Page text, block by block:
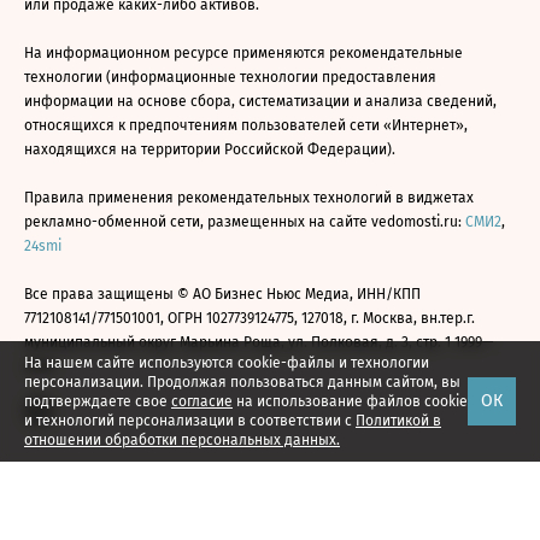
На нашем сайте используются cookie-файлы и технологии
персонализации. Продолжая пользоваться данным сайтом, вы
подтверждаете свое согласие на использование файлов cookie
и технологий персонализации в соответствии с Политикой в
отношении обработки персональных данных.
ОК
или продаже каких-либо активов.
На информационном ресурсе применяются рекомендательные
технологии (информационные технологии предоставления
информации на основе сбора, систематизации и анализа сведений,
относящихся к предпочтениям пользователей сети «Интернет»,
находящихся на территории Российской Федерации).
Правила применения рекомендательных технологий в виджетах
рекламно-обменной сети, размещенных на сайте vedomosti.ru: СМИ2,
24smi
Все права защищены © АО Бизнес Ньюс Медиа, ИНН/КПП
7712108141/771501001, ОГРН 1027739124775, 127018, г. Москва, вн.тер.г.
муниципальный округ Марьина Роща, ул. Полковая, д. 3, стр. 1 1999—
2026